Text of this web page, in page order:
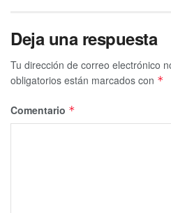
Deja una respuesta
Tu dirección de correo electrónico
obligatorios están marcados con *
Comentario *